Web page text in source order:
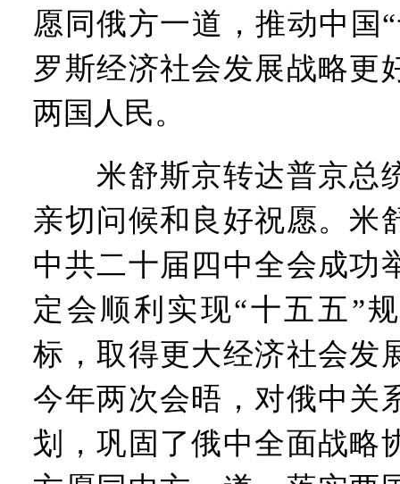
愿同俄方一道，推动中国
罗斯经济社会发展战略更
两国人民。
米舒斯京转达普京总
亲切问候和良好祝愿。米
中共二十届四中全会成功
定会顺利实现“十五五”
标，取得更大经济社会发
今年两次会晤，对俄中关
划，巩固了俄中全面战略